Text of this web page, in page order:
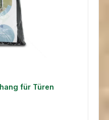
für Türen